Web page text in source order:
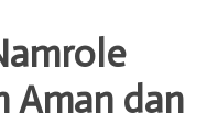
Aman dan